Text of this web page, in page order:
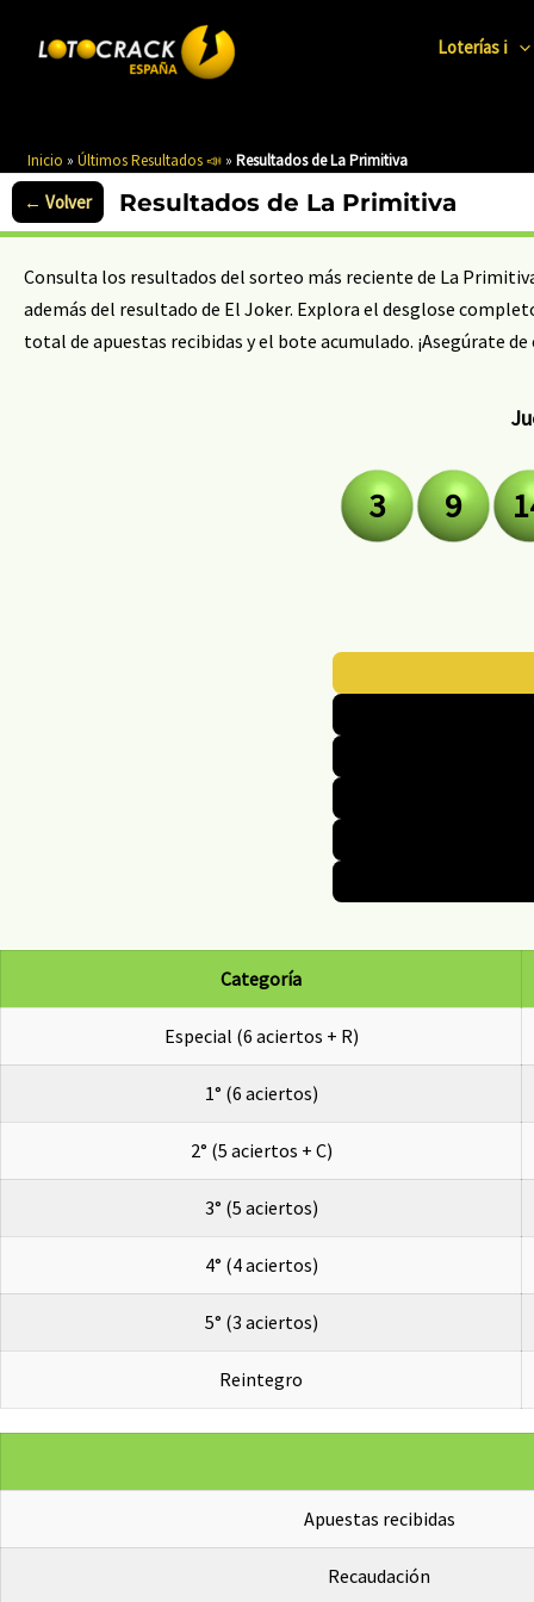
Loterías ℹ️
Inicio » Últimos Resultados 📣 » Resultados de La Primitiva
Resultados de La Primitiva
Consulta los resultados del sorteo más reciente de La
además del resultado de El Joker. Explora el desglose
total de apuestas recibidas y el bote acumulado. ¡Asegúrate
3 9
Categoría
Especial (6 aciertos + R)
1° (6 aciertos)
2° (5 aciertos + C)
3° (5 aciertos)
4° (4 aciertos)
5° (3 aciertos)
Reintegro
Apuestas recibidas
Recaudación